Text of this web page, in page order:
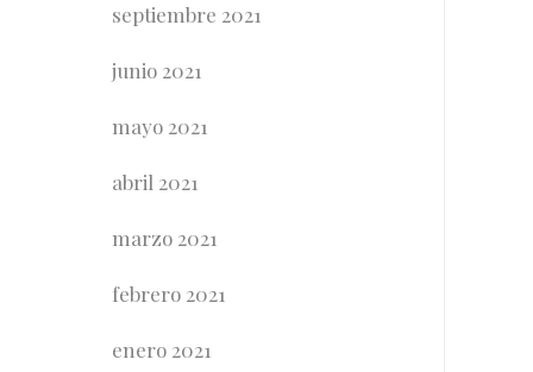
septiembre 2021
junio 2021
mayo 2021
abril 2021
marzo 2021
febrero 2021
enero 2021